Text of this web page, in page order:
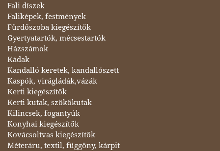
Fali díszek
Faliképek, festmények
Fürdőszoba kiegészítők
Gyertyatartók, mécsestartók
Házszámok
Kádak
Kandalló keretek, kandallószett
Kaspók, virágládák,vázák
Kerti kiegészítők
Kerti kutak, szökőkutak
Kilincsek, fogantyúk
Konyhai kiegészítők
Kovácsoltvas kiegészítők
Méteráru, textil, függöny, kárpit